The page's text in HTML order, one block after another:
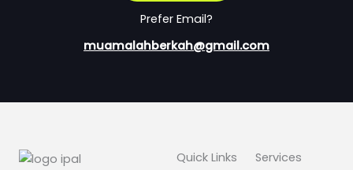
Prefer Email?
muamalahberkah@gmail.com
Quick Links
Services